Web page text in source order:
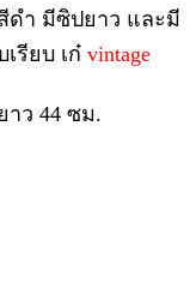
ดำ มีซิปยาว และมี
รียบ เก๋ vintage
ว 44 ซม.